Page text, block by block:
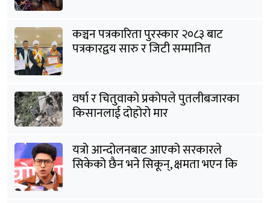
कञ्चन पत्रकारिता पुरस्कार २०८३ बाट
पत्रकारद्वय सारु र जिटी सम्मानित
वर्षा र चितुवाको प्रकोपले पुतलीबजारका
किसानलाई दोहोरो मार
यत्रो आन्दोलनबाट आएको सरकारले
सिकेको छैन भने सिकून्, क्षमता भएन कि
विवेक भएन कि के भएन ?: मिराज ढुंगाना